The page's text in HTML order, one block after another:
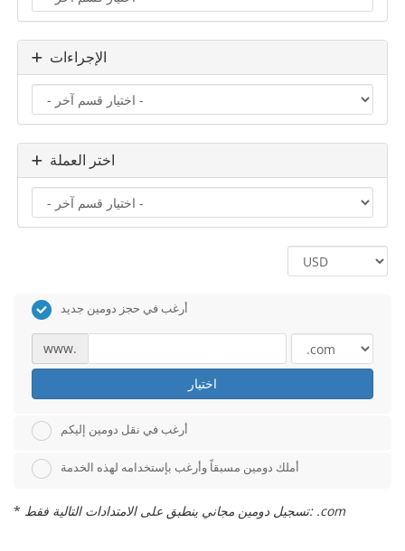
الإجراءات
اختر العملة
أرغب في حجز دومين جديد
www.
اختيار
أرغب في نقل دومين إليكم
أملك دومين مسبقاً وأرغب بإستخدامه لهذه الخدمة
* تسجيل دومين مجاني ينطبق على الامتدادات التالية فقط: .com